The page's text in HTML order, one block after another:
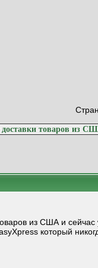
доставки товаров из
из США и
который